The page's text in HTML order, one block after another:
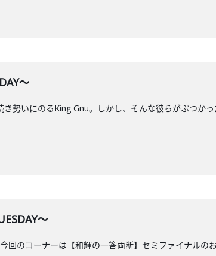
～
勢いにのるKing Gnu。しかし、そんな彼らがぶつか
～
のコーナーは【和輝の一答両断】セミファイナルの